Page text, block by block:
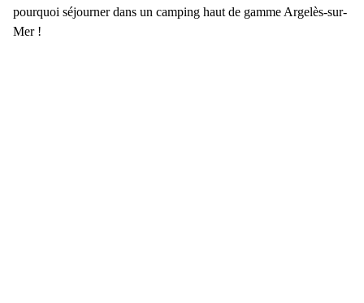
pourquoi séjourner dans un camping haut de gamme Argelès-sur-
Mer !